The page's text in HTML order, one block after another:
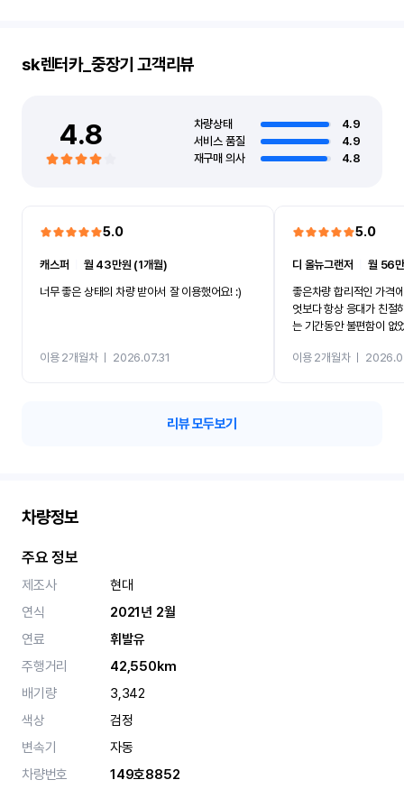
sk렌터카_중장기 고객리뷰
4.8 차량상태
4.9
서비스 품질
4.9
재구매 의사
4.8
5.0
캐스퍼
월 43만원 (1개월)
너무 좋은 상태의 차량 받아서 잘 이용했어요! :)
이용 2개월차ㅣ 2026.07.31
5.0
디 올뉴그랜저 ㅣ월 56
좋은차량 합리적인 가격
엇보다 항상 응대가 친절
는 기간동안 불편함이 없
카 렌트 고민없이 강추합
이용 2개월차ㅣ
리뷰 모두보기
차량정보
주요 정보
제조사
현대
연식
2021년 2월
연료
휘발유
주행거리
42,550km
배기량
3,342
색상
검정
변속기
자동
차량번호
149호8852